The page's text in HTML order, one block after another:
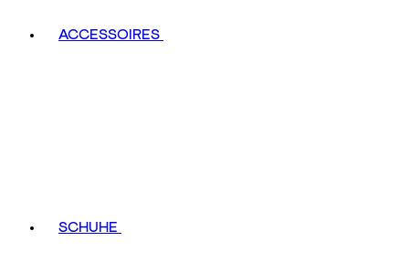
ACCESSOIRES
SCHUHE